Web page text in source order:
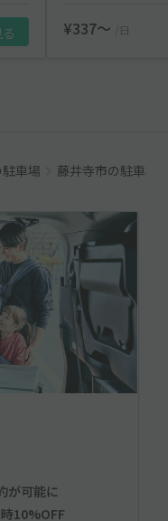
¥337〜 /日
車場 藤井寺市の駐車場
が可能に
10%OFF